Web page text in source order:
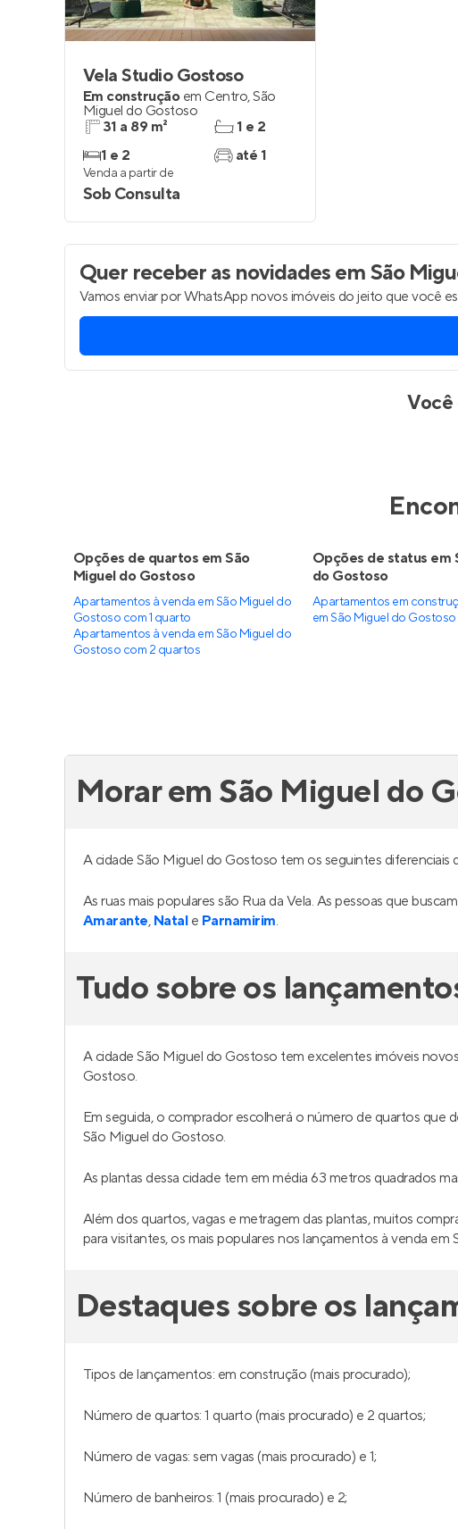
Vela Studio Gostoso
Em construção em Centro,São
Miguel do Gostoso
31 a 89 m²
1 e 2
1 e 2
até 1
Venda a partir de
Sob Consulta
Quer receber as novidadesem São
Vamos enviar por WhatsApp novos imóveis do jeito que você
Você
Opções de quartos em São
Miguel do Gostoso
Apartamentos à venda em São Miguel do
Gostoso com 1 quarto
Apartamentos à venda em São Miguel do
Gostoso com 2 quartos
Opções de status em
do Gostoso
Apartamentos em
em São Miguel do Gostoso
Morar em São Miguel do
A cidade São Miguel do Gostoso tem os seguintes diferenciais
As ruas mais populares são Rua da Vela. As pessoas que
Amarante, Natale Parnamirim.
Tudo sobre os
A cidade São Miguel do Gostoso tem excelentes imóveis
Gostoso.
Em seguida, o comprador escolherá o número de quartos que
São Miguel do Gostoso.
As plantas dessa cidade tem em média 63 metros quadrados
Além dos quartos, vagas e metragem das plantas, muitos
para visitantes, os mais populares nos lançamentos à venda
Destaques sobre os
Tipos de lançamentos: em construção (mais procurado);
Número de quartos: 1 quarto (mais procurado) e 2 quartos;
Número de vagas: sem vagas (mais procurado) e 1;
Número de banheiros: 1 (mais procurado) e 2;